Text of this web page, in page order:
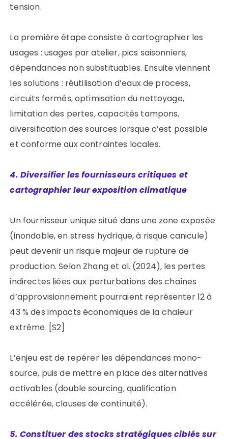
tension.
La première étape consiste à cartographier les
usages : usages par atelier, pics saisonniers,
dépendances non substituables. Ensuite viennent
les solutions : réutilisation d’eaux de process,
circuits fermés, optimisation du nettoyage,
limitation des pertes, capacités tampons,
diversification des sources lorsque c’est possible
et conforme aux contraintes locales.
4. Diversifier les fournisseurs critiques et
cartographier leur exposition climatique
Un fournisseur unique situé dans une zone exposée
(inondable, en stress hydrique, à risque canicule)
peut devenir un risque majeur de rupture de
production. Selon Zhang et al. (2024), les pertes
indirectes liées aux perturbations des chaînes
d’approvisionnement pourraient représenter 12 à
43 % des impacts économiques de la chaleur
extrême. [S2]
L’enjeu est de repérer les dépendances mono-
source, puis de mettre en place des alternatives
activables (double sourcing, qualification
accélérée, clauses de continuité).
5. Constituer des stocks stratégiques ciblés sur